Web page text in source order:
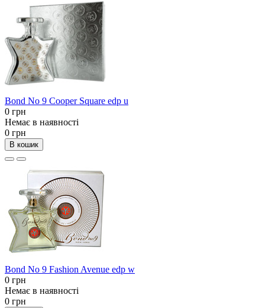
Bond No 9 Cooper Square edp u
0 грн
Немає в наявності
0 грн
В кошик
Bond No 9 Fashion Avenue edp w
0 грн
Немає в наявності
0 грн